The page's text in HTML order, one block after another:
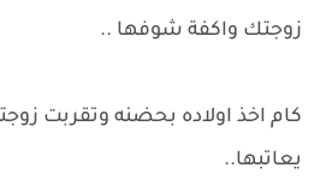
زوجتك واكفة شوفها ..
كام اخذ اولاده بحضنه وتقربت
يعاتبها..